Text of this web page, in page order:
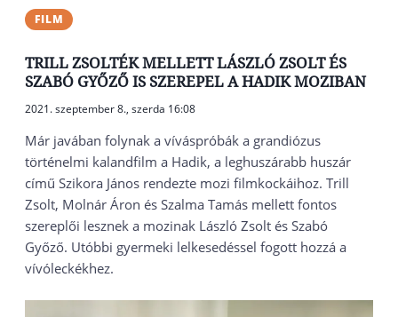
FILM
TRILL ZSOLTÉK MELLETT LÁSZLÓ ZSOLT ÉS
SZABÓ GYŐZŐ IS SZEREPEL A HADIK MOZIBAN
2021. szeptember 8., szerda 16:08
Már javában folynak a víváspróbák a grandiózus
történelmi kalandfilm a Hadik, a leghuszárabb huszár
című Szikora János rendezte mozi filmkockáihoz. Trill
Zsolt, Molnár Áron és Szalma Tamás mellett fontos
szereplői lesznek a mozinak László Zsolt és Szabó
Győző. Utóbbi gyermeki lelkesedéssel fogott hozzá a
vívóleckékhez.